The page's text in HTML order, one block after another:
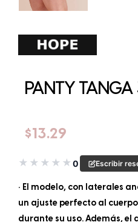
PANTY
$13.29
★ ★ ★ ★ ★0 Escribir
• El modelo, con laterales
un ajuste perfecto al
durante su uso. Además,